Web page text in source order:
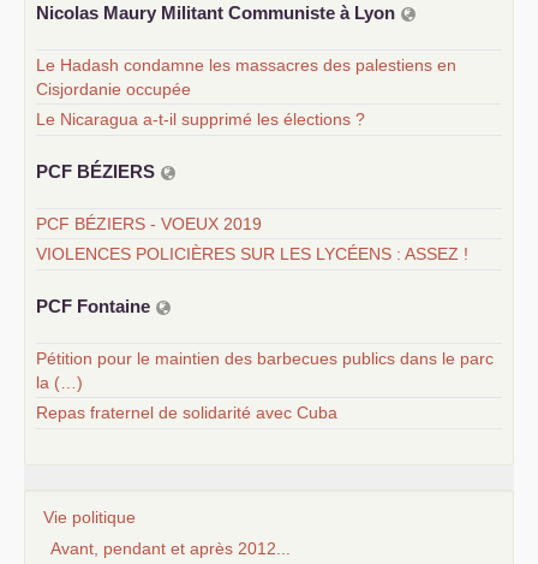
Nicolas Maury Militant Communiste à Lyon
Le Hadash condamne les massacres des palestiens en
Cisjordanie occupée
Le Nicaragua a-t-il supprimé les élections ?
PCF BÉZIERS
PCF BÉZIERS - VOEUX 2019
VIOLENCES POLICIÈRES SUR LES LYCÉENS : ASSEZ !
PCF Fontaine
Pétition pour le maintien des barbecues publics dans le parc
la (…)
Repas fraternel de solidarité avec Cuba
Vie politique
Avant, pendant et après 2012...